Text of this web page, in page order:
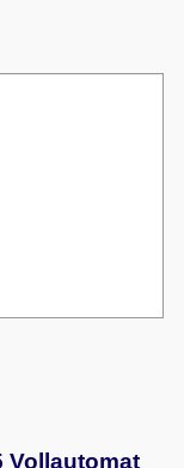
Vollautomat